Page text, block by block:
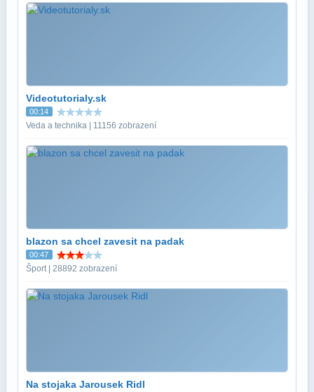
Videotutorialy.sk
00:14
Veda a technika | 11156 zobrazení
blazon sa chcel zavesit na padak
00:47
Šport | 28892 zobrazení
Na stojaka Jarousek Ridl